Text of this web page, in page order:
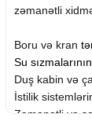
zəmanətli
Boru və kran
Su sızmalarının
Duş kabin və
İstilik
Zəmanətli və